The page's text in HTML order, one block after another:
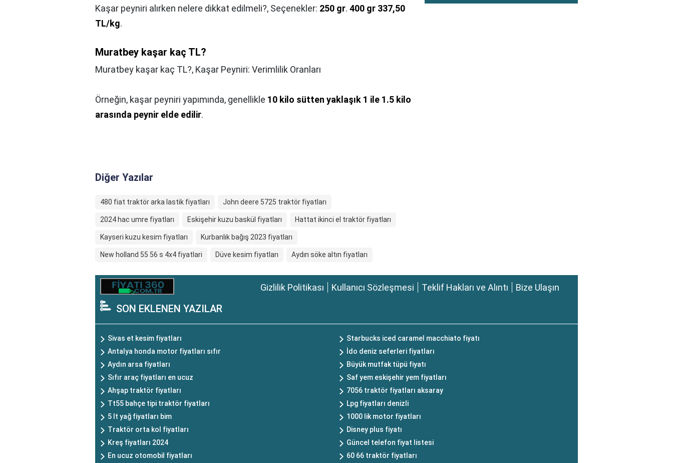
Kaşar peyniri alırken nelere dikkat edilmeli?, Seçenekler: 250 gr. 400 gr 337,50
TL/kg.
Muratbey kaşar kaç TL?
Muratbey kaşar kaç TL?, Kaşar Peyniri: Verimlilik Oranları
Örneğin, kaşar peyniri yapımında, genellikle 10 kilo sütten yaklaşık 1 ile 1.5 kilo
arasında peynir elde edilir.
Diğer Yazılar
480 fiat traktör arka lastik fiyatları John deere 5725 traktör fiyatları
2024 hac umre fiyatları Eskişehir kuzu baskül fiyatları Hattat ikinci el traktör fiyatları
Kayseri kuzu kesim fiyatları Kurbanlık bağış 2023 fiyatları
New holland 55 56 s 4x4 fiyatlari Düve kesim fiyatları Aydın söke altın fiyatları
Gizlilik Politikası Kullanıcı Sözleşmesi Teklif Hakları ve Alıntı Bize Ulaşın
SON EKLENEN YAZILAR
Sivas et kesim fiyatları
Starbucks iced caramel macchiato fiyatı
Antalya honda motor fiyatları sıfır
İdo deniz seferleri fiyatları
Aydın arsa fiyatları
Büyük mutfak tüpü fiyatı
Sıfır araç fiyatları en ucuz
Saf yem eskişehir yem fiyatları
Ahşap traktör fiyatları
7056 traktör fiyatları aksaray
Tt55 bahçe tipi traktör fiyatları
Lpg fiyatları denizli
5 lt yağ fiyatları bim
1000 lik motor fiyatları
Traktör orta kol fiyatları
Disney plus fiyatı
Kreş fiyatları 2024
Güncel telefon fiyat listesi
En ucuz otomobil fiyatları
60 66 traktör fiyatları